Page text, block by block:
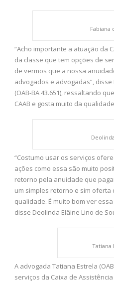
Fabiana
“Acho importante a atuação da
da classe que tem opções de
de vermos que a nossa
advogados e advogadas”,
(OAB-BA 43.651), ressaltando
CAAB e gosta muito da
“Costumo usar os serviços
ações como essa são muito
retorno pela anuidade que
um simples retorno e sim
qualidade. É muito bom ver
disse Deolinda Elâine Lino de
Tatiana
A advogada Tatiana Estrela
serviços da Caixa de